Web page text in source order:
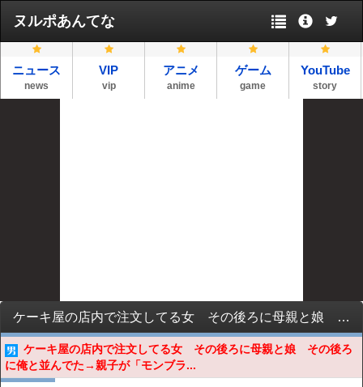
ヌルポあんてな
ニュース
news
VIP
vip
アニメ
anime
ゲーム
game
YouTube
story
ケーキ屋の店内で注文してる女 その後ろに母親と娘 その後ろに俺と並んでた→親子が「モンブランまだあるよー」て言った途端に会計してる女が…
ケーキ屋の店内で注文してる女 その後ろに母親と娘 その後ろ
に俺と並んでた→親子が「モンブラ...